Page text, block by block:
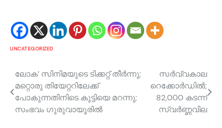
UNCATEGORIZED
Post
navigation
ലോക’ സിനിമയുടെ ടിക്കറ്റ് തീർന്നു;
മറ്റൊരു തിയേറ്ററിലേക്ക്
പോകുന്നതിനിടെ കുട്ടിയെ മറന്നു;
സംഭവം ഗുരുവായൂരിൽ
സർവ്വകാല
റെക്കോർഡിൽ;
82,000 കടന്ന്
സ്വർണ്ണവില